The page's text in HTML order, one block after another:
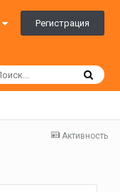
Регистрация
Активность